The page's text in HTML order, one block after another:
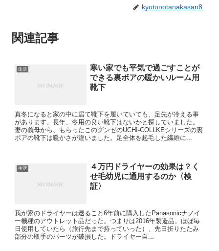
kyotonotanakasan8
関連記事
生活
寒い家でも平気で過ごすことが
できる裏ボアの暖かいルーム用
靴下
真冬になると家の中に居て靴下を履いていても、足先が冷える事
があります。長年、冬用の良い靴下はないかと探していました。
妻の義母から、もらったこのグンゼのUCHI-COLLKEシリーズの裏
ボアの靴下は暖かさが違いました。足全体を起毛した繊維に...
生活
４万円ドライヤーの効果は？く
せ毛幼児に通用するのか〈検
証〉
我が家のドライヤーは遡ること6年前に購入したPanasonicナノイ
ー機種のアウトレット品だった。つまりは2016年製造品。ほぼ毎
日使用していたら（旅行先まで持っていった）、先日折りたたみ
部分の取手のパーツが破損した。ドライヤー自...